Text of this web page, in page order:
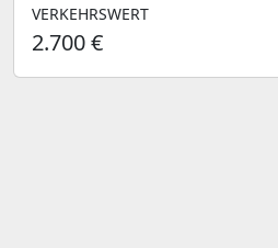
VERKEHRSWERT
2.700 €